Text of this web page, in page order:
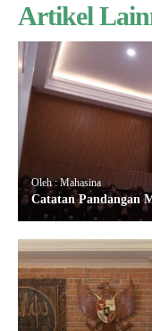
Artikel
Oleh : Mahasina
Catatan Pandangan